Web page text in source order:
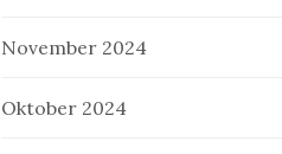
November 2024
Oktober 2024